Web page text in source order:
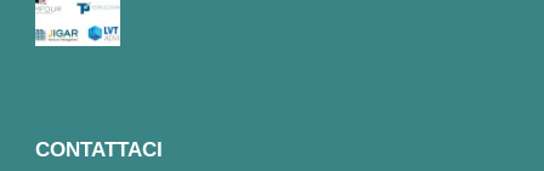
CONTATTACI